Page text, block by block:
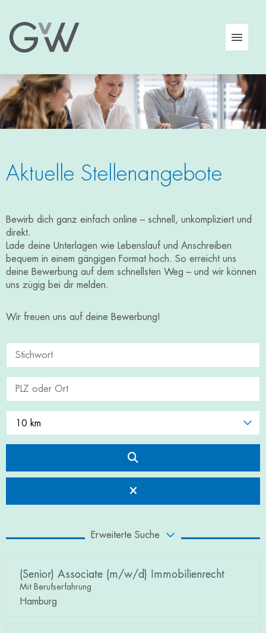
GvW Karriere
Jobs
Aktuelle Stellenangebote
Bewirb dich ganz einfach online – schnell, unkompliziert und
direkt.
Lade deine Unterlagen wie Lebenslauf und Anschreiben
bequem in einem gängigen Format hoch. So erreicht uns
deine Bewerbung auf dem schnellsten Weg – und wir können
uns zügig bei dir melden.
Wir freuen uns auf deine Bewerbung!
10 km
Erweiterte Suche
(Senior) Associate (m/w/d) Immobilienrecht
Mit Berufserfahrung
Hamburg